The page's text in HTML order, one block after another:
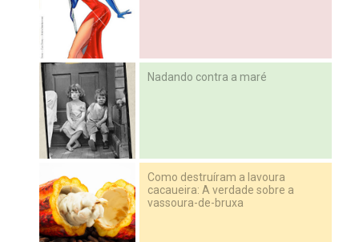
Nadando contra a maré
Como destruíram a lavoura
cacaueira: A verdade sobre a
vassoura-de-bruxa